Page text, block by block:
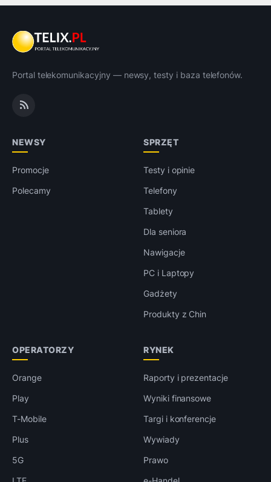
Portal telekomunikacyjny — newsy, testy i baza telefonów.
NEWSY
Promocje
Polecamy
SPRZĘT
Testy i opinie
Telefony
Tablety
Dla seniora
Nawigacje
PC i Laptopy
Gadżety
Produkty z Chin
OPERATORZY
Orange
Play
T-Mobile
Plus
5G
RYNEK
Raporty i prezentacje
Wyniki finansowe
Targi i konferencje
Wywiady
Prawo